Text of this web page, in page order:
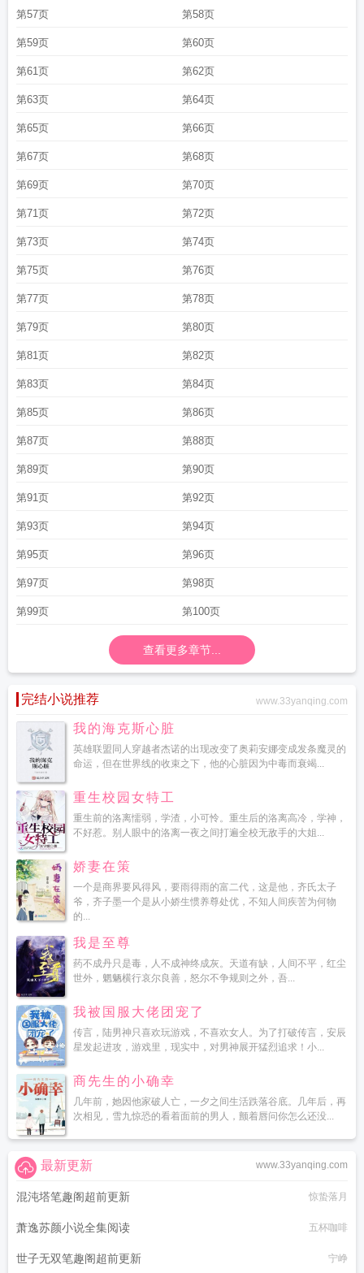
第57页 第58页
第59页 第60页
第61页 第62页
第63页 第64页
第65页 第66页
第67页 第68页
第69页 第70页
第71页 第72页
第73页 第74页
第75页 第76页
第77页 第78页
第79页 第80页
第81页 第82页
第83页 第84页
第85页 第86页
第87页 第88页
第89页 第90页
第91页 第92页
第93页 第94页
第95页 第96页
第97页 第98页
第99页 第100页
查看更多章节...
完结小说推荐 www.33yanqing.com
我的海克斯心脏
英雄联盟同人穿越者杰诺的出现改变了奥莉安娜变成发条魔灵的
命运，但在世界线的收束之下，他的心脏因为中毒而衰竭...
重生校园女特工
重生前的洛离懦弱，学渣，小可怜。重生后的洛离高冷，学神，
不好惹。别人眼中的洛离一夜之间打遍全校无敌手的大姐...
娇妻在策
一个是商界要风得风，要雨得雨的富二代，这是他，齐氏太子
爷，齐子墨一个是从小娇生惯养尊处优，不知人间疾苦为何物
的...
我是至尊
药不成丹只是毒，人不成神终成灰。天道有缺，人间不平，红尘
世外，魍魉横行哀尔良善，怒尔不争规则之外，吾...
我被国服大佬团宠了
传言，陆男神只喜欢玩游戏，不喜欢女人。为了打破传言，安辰
星发起进攻，游戏里，现实中，对男神展开猛烈追求！小...
商先生的小确幸
几年前，她因他家破人亡，一夕之间生活跌落谷底。几年后，再
次相见，雪九惊恐的看着面前的男人，颤着唇问你怎么还没...
www.33yanqing.com
最新更新
混沌塔笔趣阁超前更新 惊蛰落月
萧逸苏颜小说全集阅读 五杯咖啡
世子无双笔趣阁超前更新 宁峥